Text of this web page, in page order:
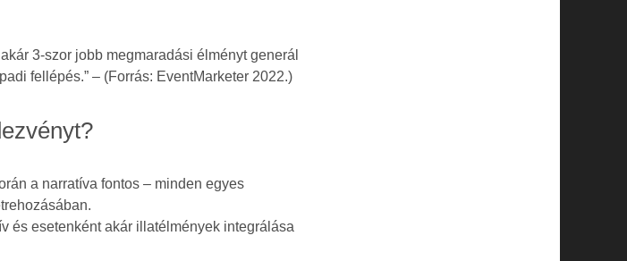
3-szor jobb megmaradási élményt generál
fellépés.” – (Forrás: EventMarketer 2022.)
a narratíva fontos – minden egyes
és esetenként akár illatélmények integrálása